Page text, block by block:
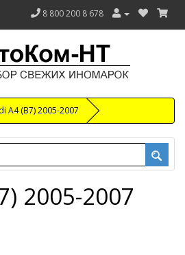
8 800 200 8 678
A4 (B7) 2005-2007
2005-2007